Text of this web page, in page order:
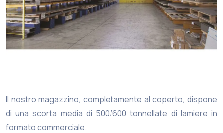
Il nostro magazzino, completamente al coperto, dispone
di una scorta media di 500/600 tonnellate di lamiere in
formato commerciale.